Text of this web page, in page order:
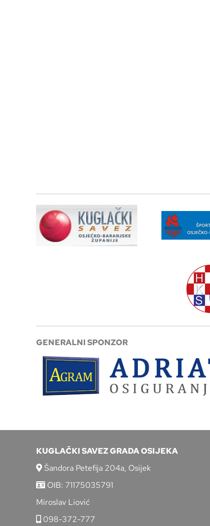
GENERALNI SPONZOR
KUGLAČKI SAVEZ GRADA OSIJEKA
Šandora Petefija 204a, Osijek
OIB: 71175035791
Miroslav Liović
098-372-777